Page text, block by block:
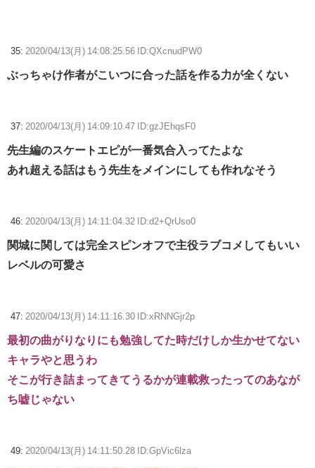
35: 2020/04/13(月) 14:08:25.56 ID:QXcnudPW0
ぶっちゃけ作者がこいつに合った話を作る力が全くない
37: 2020/04/13(月) 14:09:10.47 ID:gzJEhqsF0
先生編のスケートエピが一番気合入ってたよな
あれ超える話はもう先生をメインにしても作れなそう
46: 2020/04/13(月) 14:11:04.32 ID:d2+QrUso0
関城に関しては完全スピンオフで主役ラブコメしてもいい
レベルの可愛さ
47: 2020/04/13(月) 14:11:16.30 ID:xRNNGjr2p
最初の曲がりなりにも勉強してた時だけしか生かせてない
キャラやと思うわ
そこが行き詰まってきてうるかが連載救ったってのあなが
ち嘘じゃない
49: 2020/04/13(月) 14:11:50.28 ID:GpVic6lza